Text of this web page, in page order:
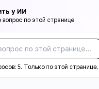
у ИИ
по этой странице
5. Только по этой странице.